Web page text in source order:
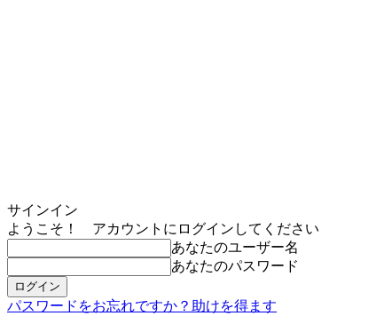
サインイン
ようこそ！ アカウントにログインしてください
あなたのユーザー名
あなたのパスワード
パスワードをお忘れですか？助けを得ます